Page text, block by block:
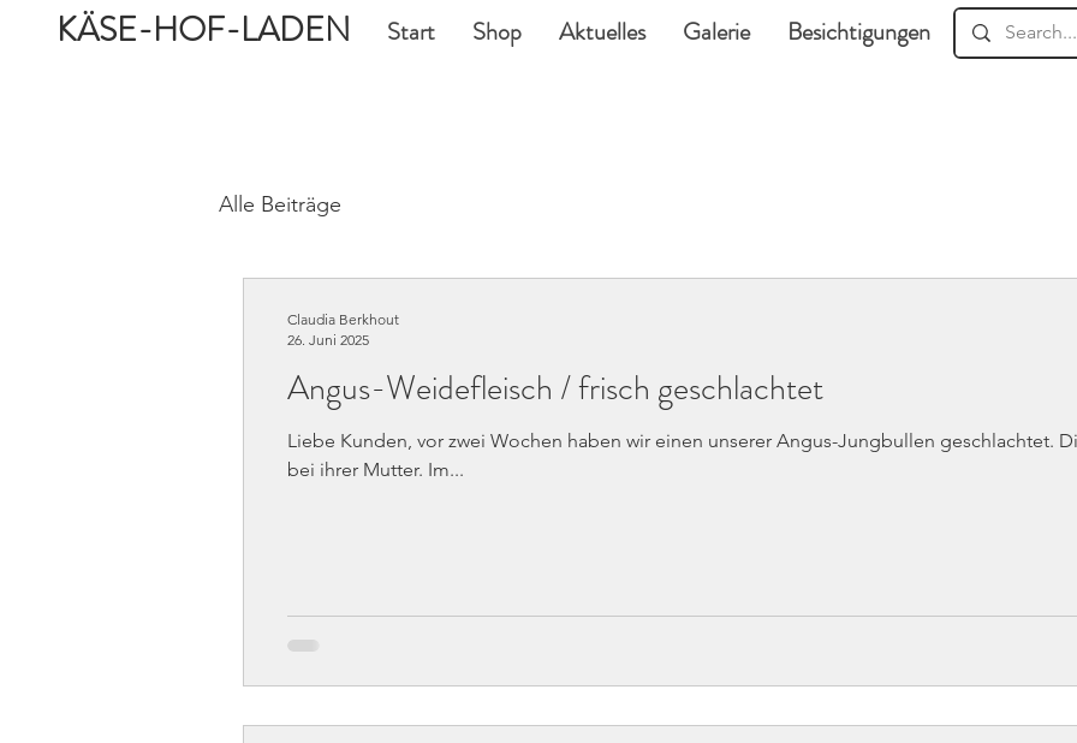
KÄSE-HOF-LADEN Start Shop Aktuelles Galerie Besichtigungen Downloads
Alle Beiträge
Angus-Weidefleisch / frisch geschlachtet
Liebe Kunden, vor zwei Wochen haben wir einen unserer Angus-Jungbullen geschlachtet.
bei ihrer Mutter. Im...
Claudia Berkhout
26. Juni 2025